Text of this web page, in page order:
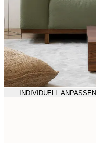
INDIVIDUELL ANPASSEN